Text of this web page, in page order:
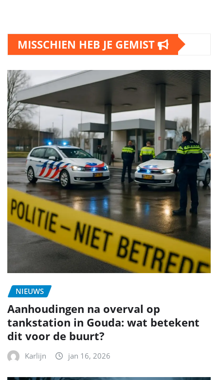
MISSCHIEN HEB JE GEMIST
NIEUWS
Aanhoudingen na overval op
tankstation in Gouda: wat betekent
dit voor de buurt?
Karlijn jan 16, 2026